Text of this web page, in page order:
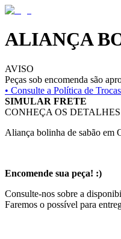
ALIANÇA
AVISO
Peças sob encomenda são
• Consulte a Política de
SIMULAR FRETE
CONHEÇA OS
Aliança bolinha de sabão em
Encomende sua peça! :)
Consulte-nos sobre a
Faremos o possível para